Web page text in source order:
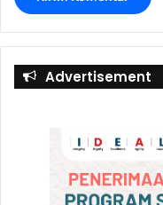
Advertisement